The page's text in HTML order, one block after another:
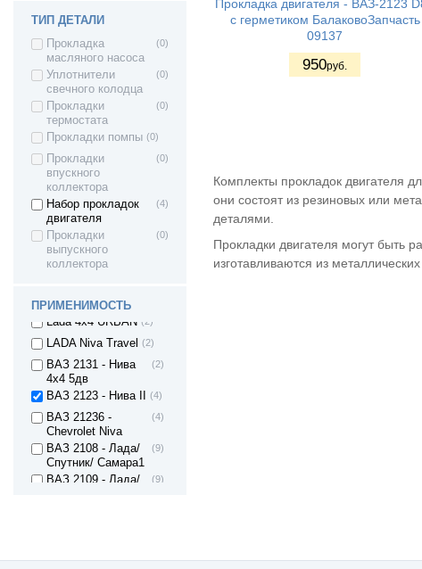
ТИП ДЕТАЛИ
Прокладка
масляного насоса
(0)
Уплотнители
свечного колодца
(0)
Прокладки
термостата
(0)
Прокладки помпы (0)
Прокладки
впускного
коллектора
(0)
Набор прокладок
двигателя
(4)
Прокладки
выпускного
коллектора
(0)
ПРИМЕНИМОСТЬ
Жигули
ВАЗ 2102 -
Жигули
ВАЗ 2103 -
Жигули
ВАЗ 2104 -
Жигули
ВАЗ 2105 -
Жигули
ВАЗ 2106 -
Жигули
(7)
ВАЗ 2107 -
Жигули
ВАЗ 2121 - Нива
4х4 3дв.
ВАЗ 21213 Нива
ВАЗ 21214 (4x4)
4x4)
Lada 4x4 URBAN (2)
LADA Niva Travel (2)
ВАЗ 2131 - Нива
4х4 5дв
(2)
ВАЗ 2123 - Нива II (4)
ВАЗ 21236 -
Chevrolet Niva
(4)
ВАЗ 2108 - Лада/
Спутник/ Самара1
(9)
ВАЗ 2109 - Лада/
(9)
Прокладка двигателя - ВАЗ-2123
с герметиком БалаковоЗапчасть
09137
950руб.
Комплекты прокладок двигателя
они состоят из резиновых или
деталями.
Прокладки двигателя могут быть
изготавливаются из